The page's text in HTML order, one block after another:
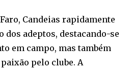
Candeias rapidamente
dos adeptos, destacando-se
em campo, mas também
pelo clube. A